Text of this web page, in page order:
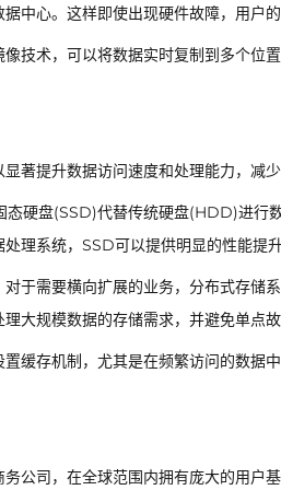
中心。这样即使出现硬件故障，用户
技术，可以将数据实时复制到多个位
著提升数据访问速度和处理能力，减
态硬盘(SSD)代替传统硬盘(HDD)进行
理系统，SSD可以提供明显的性能提
于需要横向扩展的业务，分布式存储
大规模数据的存储需求，并避免单点
缓存机制，尤其是在频繁访问的数据
公司，在全球范围内拥有庞大的用户